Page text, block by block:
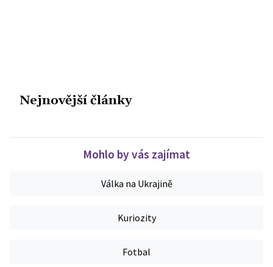
Nejnovější články
Mohlo by vás zajímat
Válka na Ukrajině
Kuriozity
Fotbal